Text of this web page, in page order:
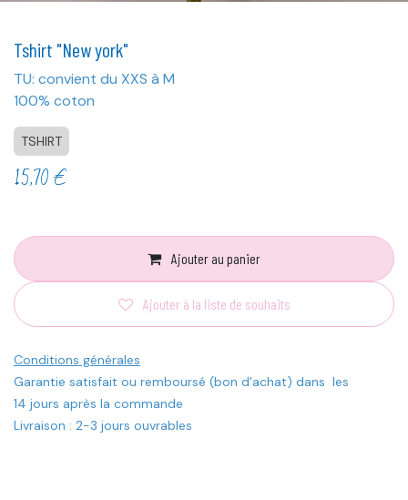
Tshirt "New york"
TU: convient du XXS à M
100% coton
TSHIRT
15,70€
Ajouter au panier
Ajouter à la liste de souhaits
Conditions générales
Garantie satisfait ou remboursé (bon d'achat) dans les
14 jours après la commande
Livraison : 2-3 jours ouvrables